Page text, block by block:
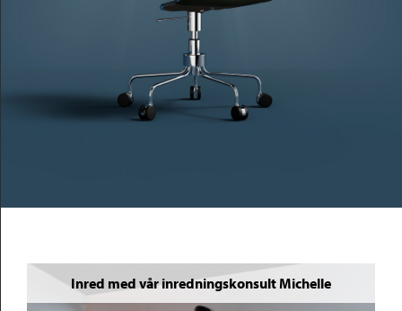
Inred med vår inredningskonsult Michelle